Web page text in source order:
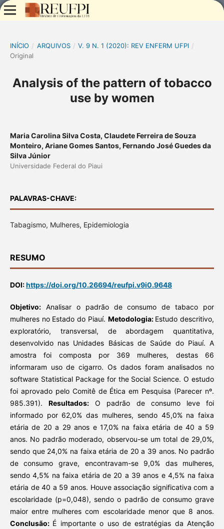
INÍCIO / ARQUIVOS / V. 9 N. 1 (2020): REV ENFERM UFPI /
Original
Analysis of the pattern of tobacco
use by women
Maria Carolina Silva Costa, Claudete Ferreira de Souza
Monteiro, Ariane Gomes Santos, Fernando José Guedes da
Silva Júnior
Universidade Federal do Piaui
PALAVRAS-CHAVE:
Tabagismo, Mulheres, Epidemiologia
RESUMO
DOI:https://doi.org/10.26694/reufpi.v9i0.9648
Objetivo:Analisar o padrão de consumo de tabaco por
mulheres no Estado do Piauí. Metodologia: Estudo descritivo,
exploratório, transversal, de abordagem quantitativa,
desenvolvido nas Unidades Básicas de Saúde do Piauí. A
amostra foi composta por 369 mulheres, destas 66
informaram uso de cigarro. Os dados foram analisados no
software Statistical Package for the Social Science. O estudo
foi aprovado pelo Comitê de Ética em Pesquisa (Parecer nº.
985.391).Resultados: O padrão de consumo leve foi
informado por 62,0% das mulheres, sendo 45,0% na faixa
etária de 20 a 29 anos e 17,0% na faixa etária de 40 a 59
anos. No padrão moderado, observou-se um total de 29,0%,
sendo que 24,0% na faixa etária de 20 a 39 anos. No padrão
de consumo grave, encontravam-se 9,0% das mulheres,
sendo 4,5% na faixa etária de 20 a 39 anos e 4,5% na faixa
etária de 40 a 59 anos. Houve associação significativa com a
escolaridade (p=0,048), sendo o padrão de consumo grave
maior entre mulheres com escolaridade menor que 8 anos.
Conclusão: É importante o uso de estratégias da Atenção